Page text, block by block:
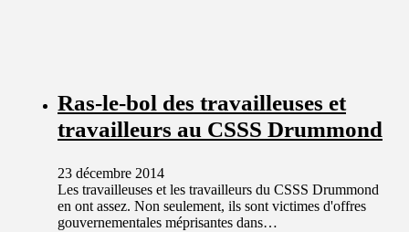
Ras-le-bol des travailleuses et
travailleurs au CSSS Drummond
23 décembre 2014
Les travailleuses et les travailleurs du CSSS Drummond
en ont assez. Non seulement, ils sont victimes d'offres
gouvernementales méprisantes dans…